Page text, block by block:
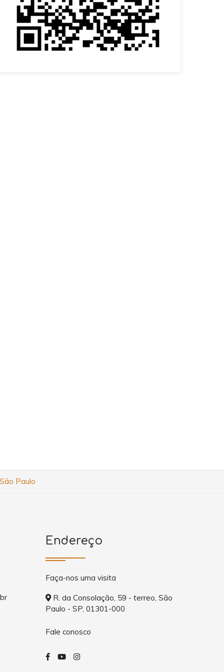
Paulo
Endereço
Faça-nos uma visita
R. da Consolação, 59 - terreo, São
Paulo - SP, 01301-000
Fale conosco